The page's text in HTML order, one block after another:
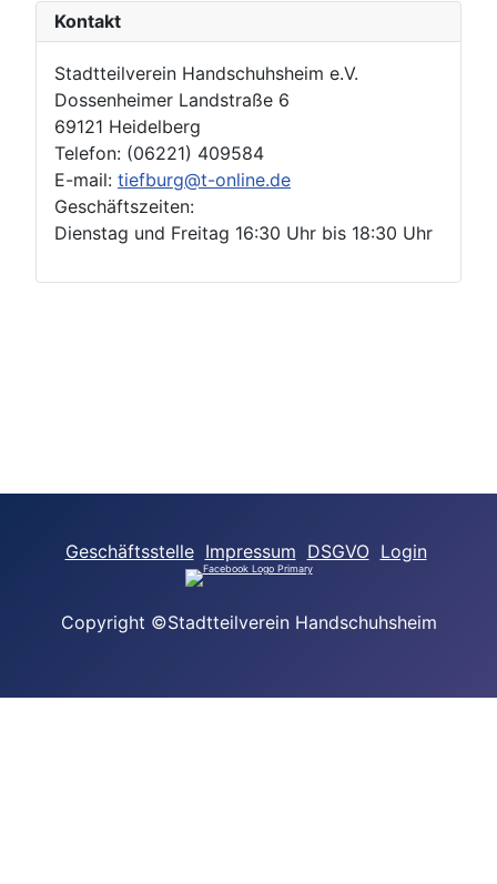
Kontakt
Stadtteilverein Handschuhsheim e.V.
Dossenheimer Landstraße 6
69121 Heidelberg
Telefon: (06221) 409584
E-mail: tiefburg@t-online.de
Geschäftszeiten:
Dienstag und Freitag 16:30 Uhr bis 18:30 Uhr
Geschäftsstelle Impressum DSGVO Login
Copyright ©Stadtteilverein Handschuhsheim